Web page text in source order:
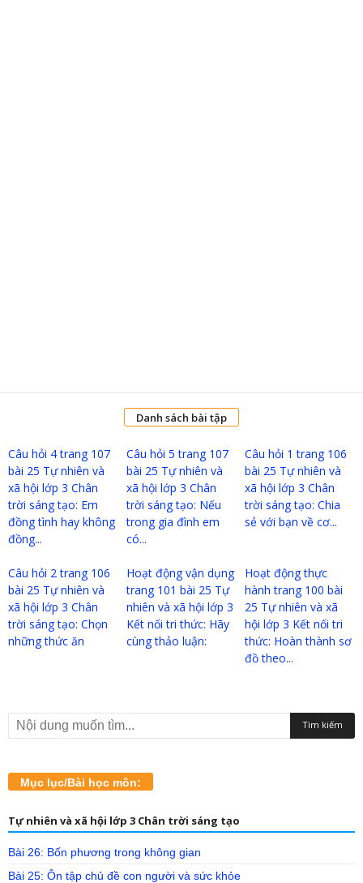
Danh sách bài tập
Câu hỏi 4 trang 107
bài 25 Tự nhiên và
xã hội lớp 3 Chân
trời sáng tạo: Em
đồng tình hay không
đồng...
Câu hỏi 5 trang 107
bài 25 Tự nhiên và
xã hội lớp 3 Chân
trời sáng tạo: Nếu
trong gia đình em
có...
Câu hỏi 1 trang 106
bài 25 Tự nhiên và
xã hội lớp 3 Chân
trời sáng tạo: Chia
sẻ với bạn về cơ...
Câu hỏi 2 trang 106
bài 25 Tự nhiên và
xã hội lớp 3 Chân
trời sáng tạo: Chọn
những thức ăn
Hoạt động vận dụng
trang 101 bài 25 Tự
nhiên và xã hội lớp 3
Kết nối tri thức: Hãy
cùng thảo luận:
Hoạt động thực
hành trang 100 bài
25 Tự nhiên và xã
hội lớp 3 Kết nối tri
thức: Hoàn thành sơ
đồ theo...
Mục lục/Bài học môn:
Tự nhiên và xã hội lớp 3 Chân trời sáng tạo
Bài 26: Bốn phương trong không gian
Bài 25: Ôn tập chủ đề con người và sức khỏe